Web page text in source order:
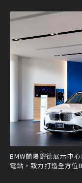
BMW蘭陽鎔德展示中
電站，致力打造全方位